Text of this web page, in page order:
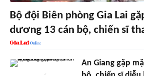
Bộ đội Biên phòng Gia Lai
dương 13 cán bộ, chiến sĩ
An Giang gặp